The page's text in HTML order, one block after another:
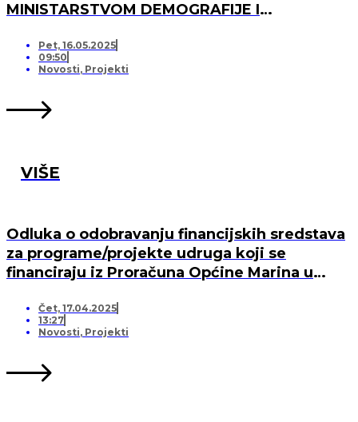
MINISTARSTVOM DEMOGRAFIJE I
OPREMANJA DJEČJEG IGRALIŠTA U DV
MARINA, PO „KRIJESNICA“U POZORCU
Pet, 16.05.2025
09:50
Novosti, Projekti
VIŠE
Odluka o odobravanju financijskih sredstava
za programe/projekte udruga koji se
financiraju iz Proračuna Općine Marina u
Čet, 17.04.2025
13:27
Novosti, Projekti